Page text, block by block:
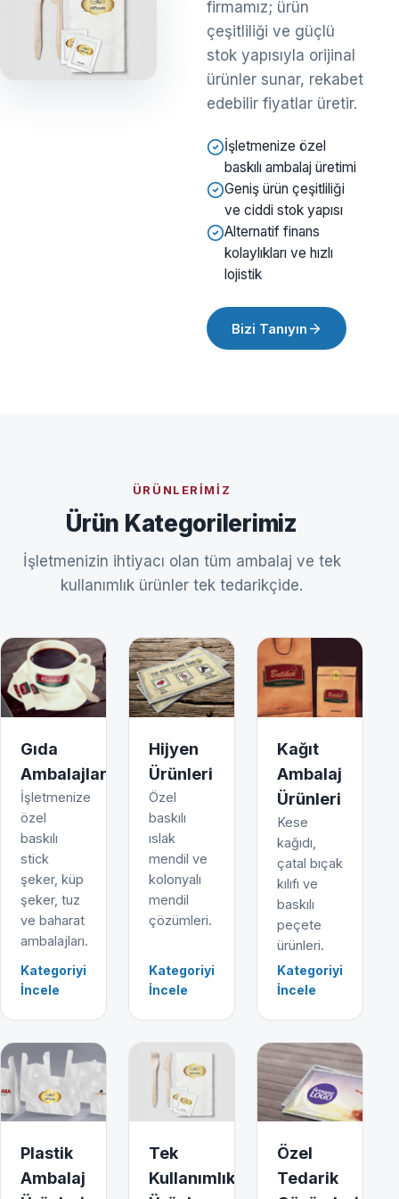
firmamız; ürün
çeşitliliği ve güçlü
stok yapısıyla orijinal
ürünler sunar, rekabet
edebilir fiyatlar üretir.
İşletmenize özel
baskılı ambalaj üretimi
Geniş ürün çeşitliliği
ve ciddi stok yapısı
Alternatif finans
kolaylıkları ve hızlı
lojistik
Bizi Tanıyın
ÜRÜNLERIMIZ
Ürün Kategorilerimiz
İşletmenizin ihtiyacı olan tüm ambalaj ve tek
kullanımlık ürünler tek tedarikçide.
Gıda
Ambalajları
İşletmenize
özel
baskılı
stick
şeker, küp
şeker, tuz
ve baharat
ambalajları.
Kategoriyi
İncele
Hijyen
Ürünleri
Özel
baskılı
ıslak
mendil ve
kolonyalı
mendil
çözümleri.
Kategoriyi
İncele
Kağıt
Ambalaj
Ürünleri
Kese
kağıdı,
çatal bıçak
kılıfı ve
baskılı
peçete
ürünleri.
Kategoriyi
İncele
Plastik
Ambalaj
Tek
Kullanımlık
Özel
Tedarik